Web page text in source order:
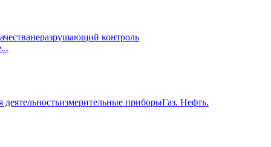
неразрушающий контроль
деятельностьизмерительные приборыГаз. Нефть.